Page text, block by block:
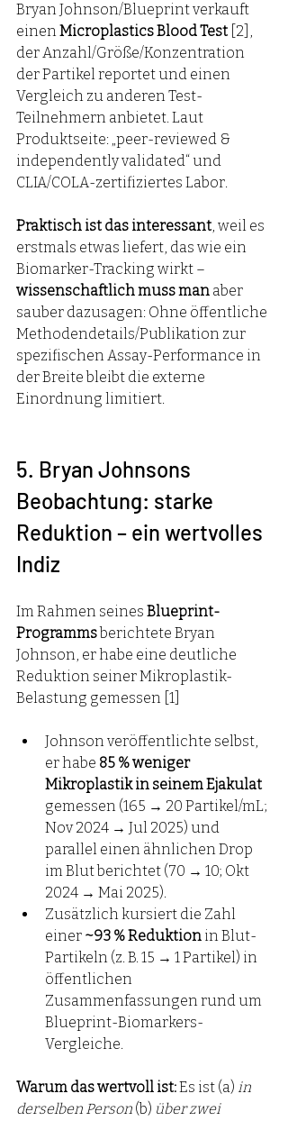
Bryan Johnson/Blueprint verkauft
einen Microplastics Blood Test [2],
der Anzahl/Größe/Konzentration
der Partikel reportet und einen
Vergleich zu anderen Test-
Teilnehmern anbietet. Laut
Produktseite: „peer-reviewed &
independently validated“ und
CLIA/COLA-zertifiziertes Labor.
Praktisch ist das interessant, weil es
erstmals etwas liefert, das wie ein
Biomarker-Tracking wirkt –
wissenschaftlich muss man aber
sauber dazusagen: Ohne öffentliche
Methodendetails/Publikation zur
spezifischen Assay-Performance in
der Breite bleibt die externe
Einordnung limitiert.
5. Bryan Johnsons
Beobachtung: starke
Reduktion – ein wertvolles
Indiz
Im Rahmen seines Blueprint-
Programms berichtete Bryan
Johnson, er habe eine deutliche
Reduktion seiner Mikroplastik-
Belastung gemessen [1]
Johnson veröffentlichte selbst,
er habe 85 % weniger
Mikroplastik in seinem Ejakulat
gemessen (165 → 20 Partikel/mL;
Nov 2024 → Jul 2025) und
parallel einen ähnlichen Drop
im Blut berichtet (70 → 10; Okt
2024 → Mai 2025).
Zusätzlich kursiert die Zahl
einer ~93 % Reduktion in Blut-
Partikeln (z. B. 15 → 1 Partikel) in
öffentlichen
Zusammenfassungen rund um
Blueprint-Biomarkers-
Vergleiche.
Warum das wertvoll ist: Es ist (a) in
derselben Person (b) über zwei